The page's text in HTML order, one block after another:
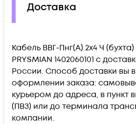
Доставка
Кабель ВВГ-Пнг(А) 2х4 Ч
PRYSMIAN 1402060101 c
России. Способ доставки вы
оформлении заказа:
курьером до адреса, в пункт
(ПВЗ) или до терминала
компании.